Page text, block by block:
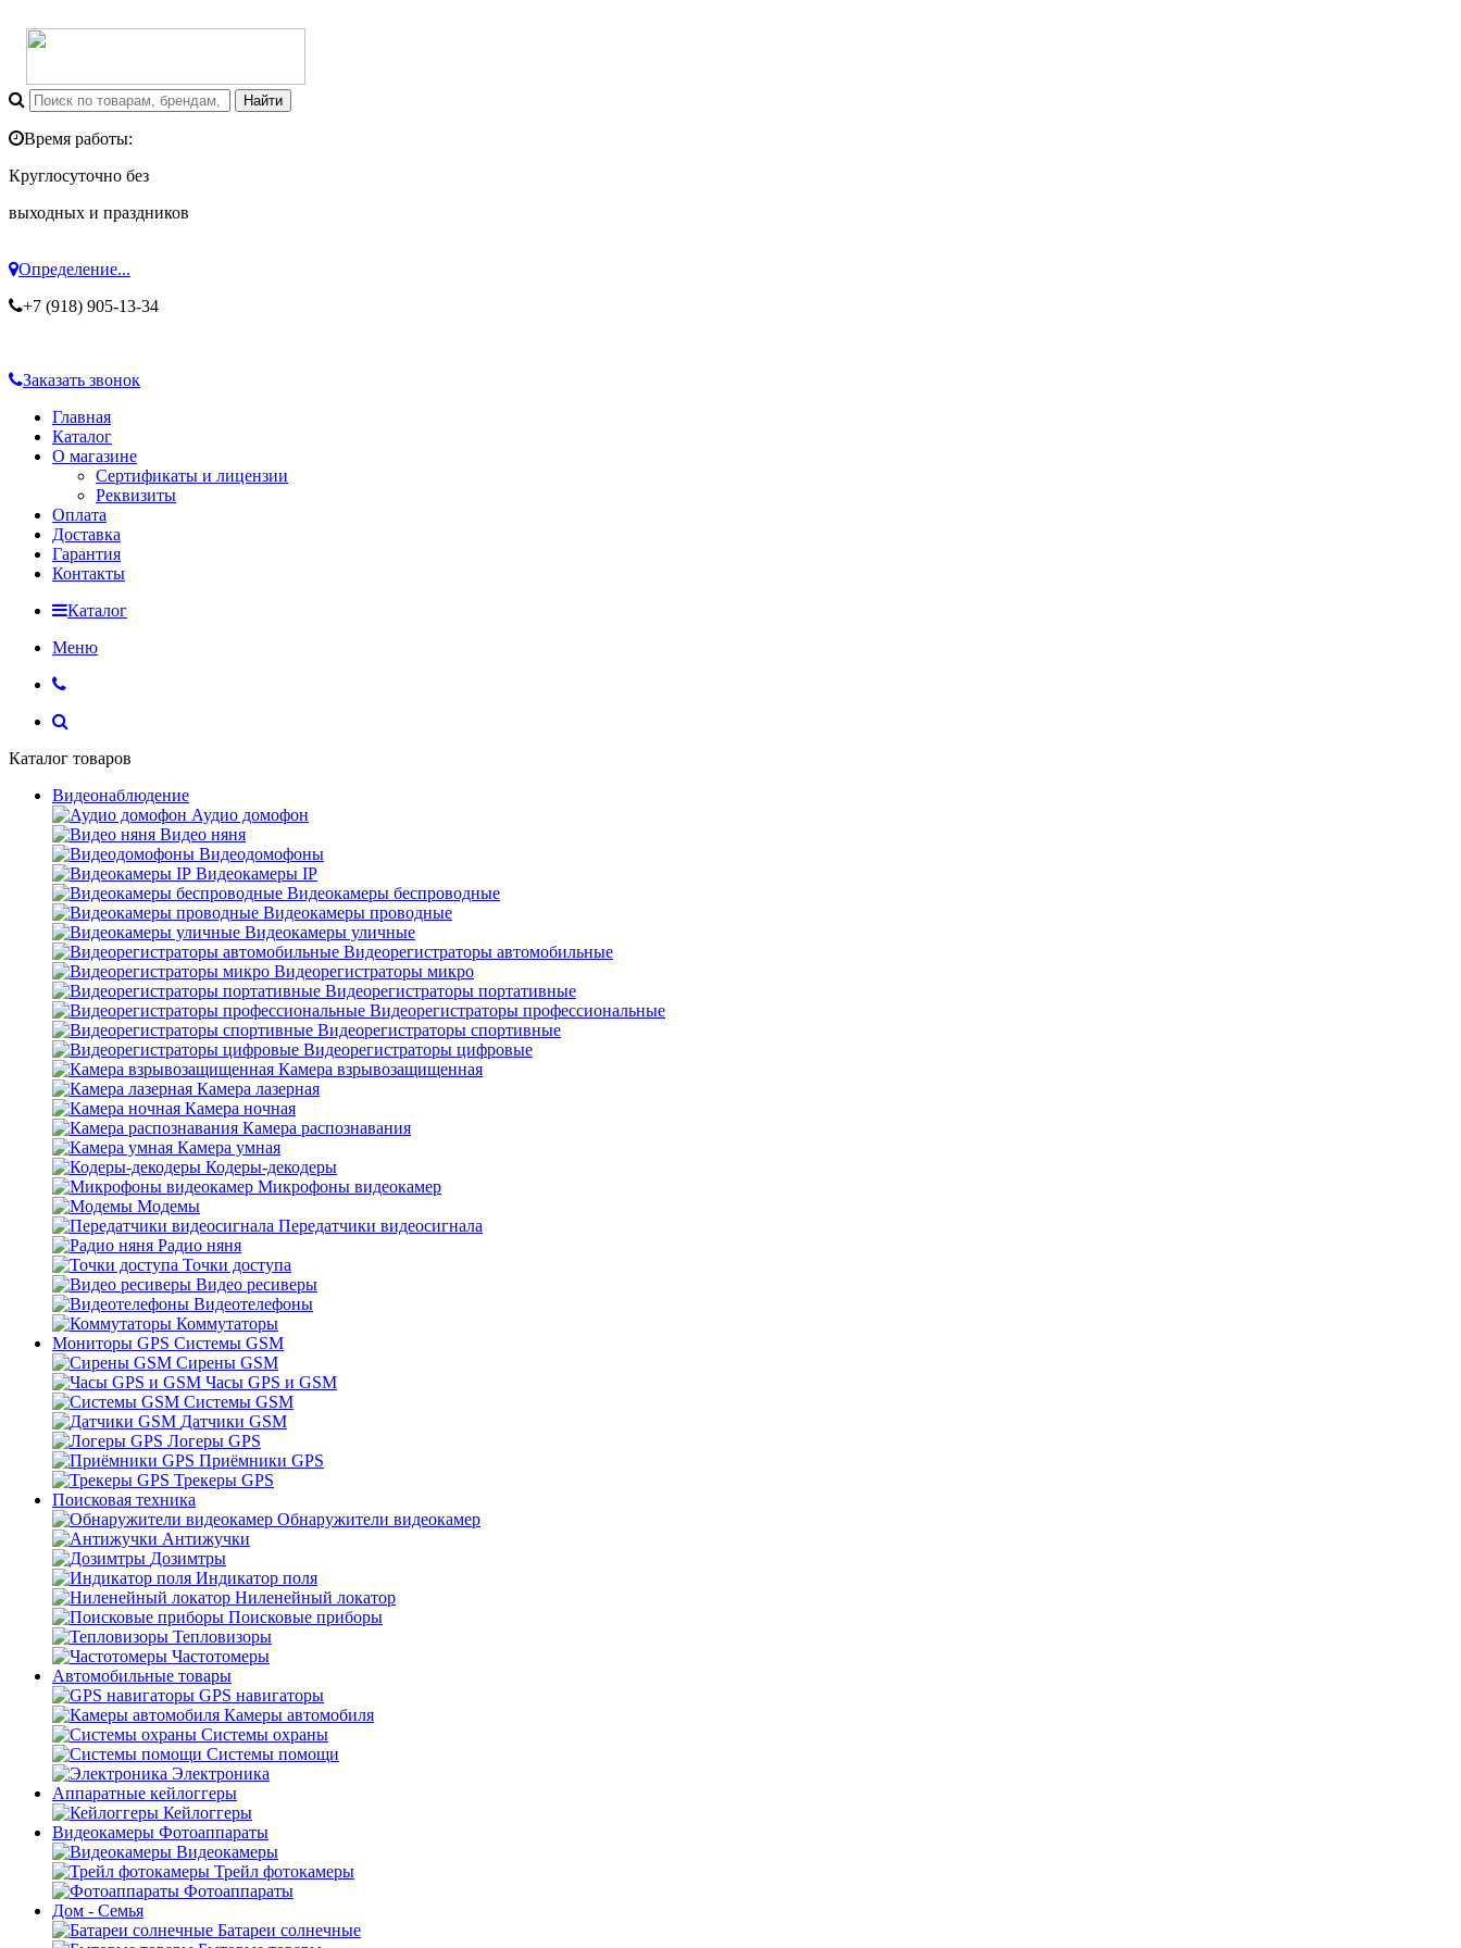
Время работы:
Круглосуточно без
выходных и праздников
Определение...
+7 (918) 905-13-34
Заказать звонок
Главная
Каталог
О магазине
Сертификаты и лицензии
Реквизиты
Оплата
Доставка
Гарантия
Контакты
Каталог
Меню
Каталог товаров
Видеонаблюдение
Аудио домофон
Видео няня
Видеодомофоны
Видеокамеры IP
Видеокамеры беспроводные
Видеокамеры проводные
Видеокамеры уличные
Видеорегистраторы автомобильные
Видеорегистраторы микро
Видеорегистраторы портативные
Видеорегистраторы профессиональные
Видеорегистраторы спортивные
Видеорегистраторы цифровые
Камера взрывозащищенная
Камера лазерная
Камера ночная
Камера распознавания
Камера умная
Кодеры-декодеры
Микрофоны видеокамер
Модемы
Передатчики видеосигнала
Радио няня
Точки доступа
Видео ресиверы
Видеотелефоны
Коммутаторы
Мониторы GPS Системы GSM
Сирены GSM
Часы GPS и GSM
Системы GSM
Датчики GSM
Логеры GPS
Приёмники GPS
Трекеры GPS
Поисковая техника
Обнаружители видеокамер
Антижучки
Дозимтры
Индикатор поля
Ниленейный локатор
Поисковые приборы
Тепловизоры
Частотомеры
Автомобильные товары
GPS навигаторы
Камеры автомобиля
Системы охраны
Системы помощи
Электроника
Аппаратные кейлоггеры
Кейлоггеры
Видеокамеры Фотоаппараты
Видеокамеры
Трейл фотокамеры
Фотоаппараты
Дом - Семья
Батареи солнечные